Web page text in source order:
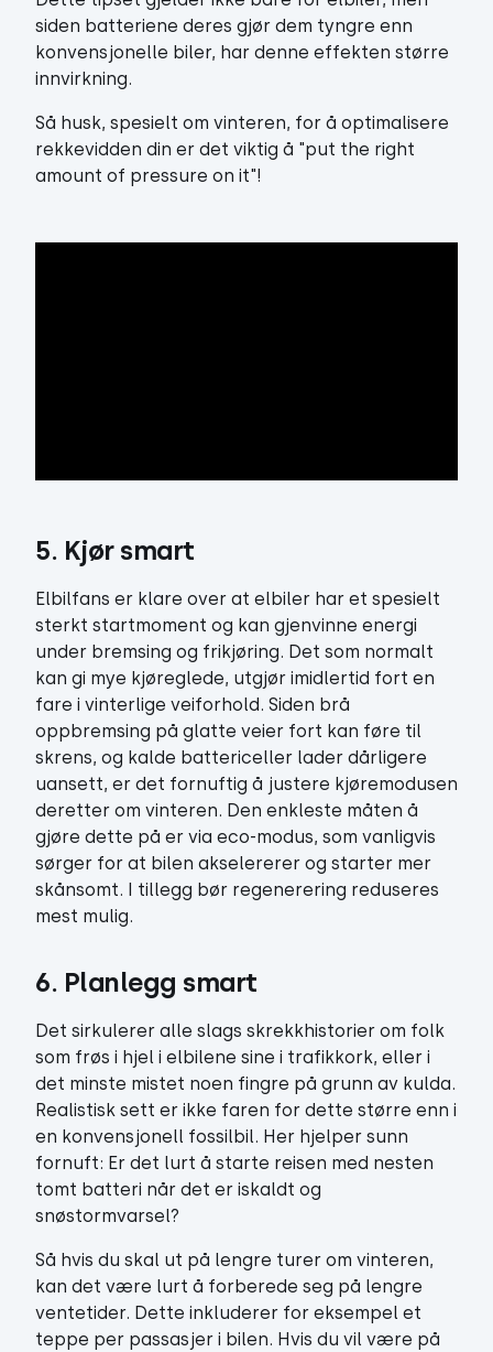
siden batteriene deres gjør dem tyngre enn
konvensjonelle biler, har denne effekten større
innvirkning.
Så husk, spesielt om vinteren, for å optimalisere
rekkevidden din er det viktig å "put the right
amount of pressure on it"!
5. Kjør smart
Elbilfans er klare over at elbiler har et spesielt
sterkt startmoment og kan gjenvinne energi
under bremsing og frikjøring. Det som normalt
kan gi mye kjøreglede, utgjør imidlertid fort en
fare i vinterlige veiforhold. Siden brå
oppbremsing på glatte veier fort kan føre til
skrens, og kalde battericeller lader dårligere
uansett, er det fornuftig å justere kjøremodusen
deretter om vinteren. Den enkleste måten å
gjøre dette på er via eco-modus, som vanligvis
sørger for at bilen akselererer og starter mer
skånsomt. I tillegg bør regenerering reduseres
mest mulig.
6. Planlegg smart
Det sirkulerer alle slags skrekkhistorier om folk
som frøs i hjel i elbilene sine i trafikkork, eller i
det minste mistet noen fingre på grunn av kulda.
Realistisk sett er ikke faren for dette større enn i
en konvensjonell fossilbil. Her hjelper sunn
fornuft: Er det lurt å starte reisen med nesten
tomt batteri når det er iskaldt og
snøstormvarsel?
Så hvis du skal ut på lengre turer om vinteren,
kan det være lurt å forberede seg på lengre
ventetider. Dette inkluderer for eksempel et
teppe per passasjer i bilen. Hvis du vil være på